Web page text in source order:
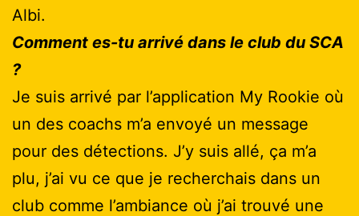
Albi.
Comment es-tu arrivé dans le club du SCA
?
Je suis arrivé par l’application My Rookie où
un des coachs m’a envoyé un message
pour des détections. J’y suis allé, ça m’a
plu, j’ai vu ce que je recherchais dans un
club comme l’ambiance où j’ai trouvé une